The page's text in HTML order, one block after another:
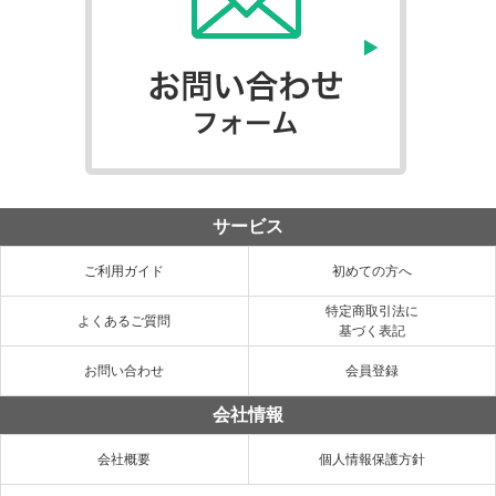
サービス
ご利用ガイド 初めての方へ
よくあるご質問
特定商取引法に
基づく表記
お問い合わせ 会員登録
会社情報
会社概要 個人情報保護方針